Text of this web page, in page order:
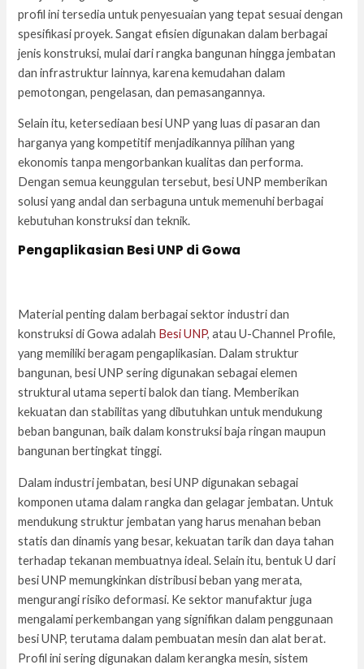
profil ini tersedia untuk penyesuaian yang tepat sesuai dengan
spesifikasi proyek. Sangat efisien digunakan dalam berbagai
jenis konstruksi, mulai dari rangka bangunan hingga jembatan
dan infrastruktur lainnya, karena kemudahan dalam
pemotongan, pengelasan, dan pemasangannya.
Selain itu, ketersediaan besi UNP yang luas di pasaran dan
harganya yang kompetitif menjadikannya pilihan yang
ekonomis tanpa mengorbankan kualitas dan performa.
Dengan semua keunggulan tersebut, besi UNP memberikan
solusi yang andal dan serbaguna untuk memenuhi berbagai
kebutuhan konstruksi dan teknik.
Pengaplikasian Besi UNP di Gowa
Material penting dalam berbagai sektor industri dan
konstruksi di Gowa adalah Besi UNP, atau U-Channel Profile,
yang memiliki beragam pengaplikasian. Dalam struktur
bangunan, besi UNP sering digunakan sebagai elemen
struktural utama seperti balok dan tiang. Memberikan
kekuatan dan stabilitas yang dibutuhkan untuk mendukung
beban bangunan, baik dalam konstruksi baja ringan maupun
bangunan bertingkat tinggi.
Dalam industri jembatan, besi UNP digunakan sebagai
komponen utama dalam rangka dan gelagar jembatan. Untuk
mendukung struktur jembatan yang harus menahan beban
statis dan dinamis yang besar, kekuatan tarik dan daya tahan
terhadap tekanan membuatnya ideal. Selain itu, bentuk U dari
besi UNP memungkinkan distribusi beban yang merata,
mengurangi risiko deformasi. Ke sektor manufaktur juga
mengalami perkembangan yang signifikan dalam penggunaan
besi UNP, terutama dalam pembuatan mesin dan alat berat.
Profil ini sering digunakan dalam kerangka mesin, sistem